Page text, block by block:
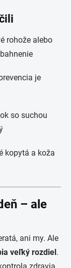
rohože alebo
je
so suchou
kopytá a koža
– ale
ani my. Ale
veľký rozdiel.